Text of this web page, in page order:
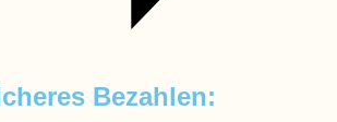
Bezahlen: